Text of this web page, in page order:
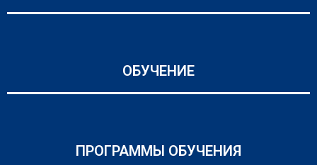
ОБУЧЕНИЕ
ПРОГРАММЫ ОБУЧЕНИЯ